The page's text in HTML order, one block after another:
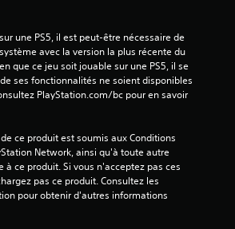
v
i
s
une PS5, il est peut-être nécessaire de
avec la version la plus récente du
que ce jeu soit jouable sur une PS5, il se
ses fonctionnalités ne soient disponibles
PlayStation.com/bc pour en savoir
ce produit est soumis aux Conditions
Network, ainsi qu'à toute autre
à ce produit. Si vous n'acceptez pas ces
pas ce produit. Consultez les
pour obtenir d'autres informations